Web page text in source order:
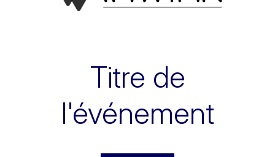
Titre de
l'événement